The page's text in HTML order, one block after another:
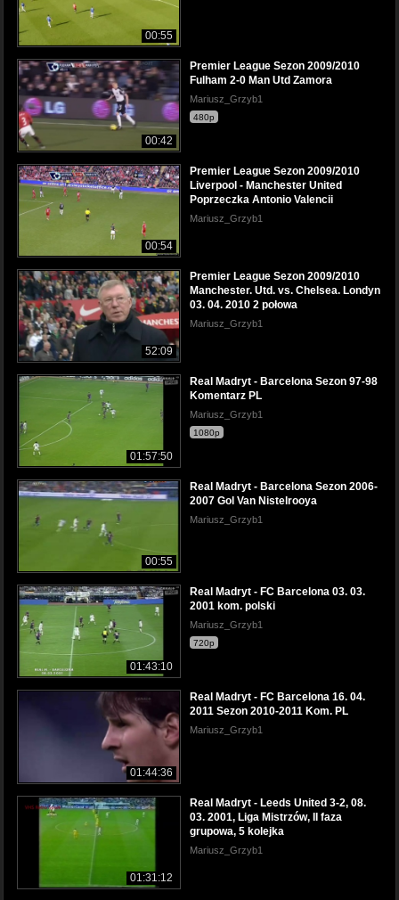
00:55
00:42
Premier League Sezon 2009/2010
Fulham 2-0 Man Utd Zamora
Mariusz_Grzyb1
480p
00:54
Premier League Sezon 2009/2010
Liverpool - Manchester United
Poprzeczka Antonio Valencii
Mariusz_Grzyb1
52:09
Premier League Sezon 2009/2010
Manchester. Utd. vs. Chelsea. Londyn
03. 04. 2010 2 połowa
Mariusz_Grzyb1
01:57:50
Real Madryt - Barcelona Sezon 97-98
Komentarz PL
Mariusz_Grzyb1
1080p
00:55
Real Madryt - Barcelona Sezon 2006-
2007 Gol Van Nistelrooya
Mariusz_Grzyb1
01:43:10
Real Madryt - FC Barcelona 03. 03.
2001 kom. polski
Mariusz_Grzyb1
720p
01:44:36
Real Madryt - FC Barcelona 16. 04.
2011 Sezon 2010-2011 Kom. PL
Mariusz_Grzyb1
01:31:12
Real Madryt - Leeds United 3-2, 08.
03. 2001, Liga Mistrzów, II faza
grupowa, 5 kolejka
Mariusz_Grzyb1